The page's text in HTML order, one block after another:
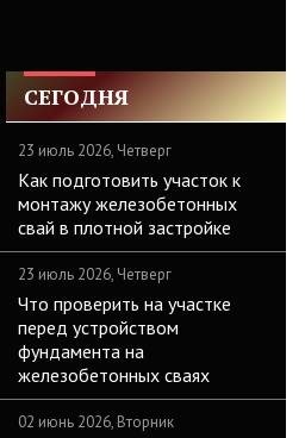
СЕГОДНЯ
23 июль 2026, Четверг
Как подготовить участок к
монтажу железобетонных
свай в плотной застройке
23 июль 2026, Четверг
Что проверить на участке
перед устройством
фундамента на
железобетонных сваях
02 июнь 2026, Вторник